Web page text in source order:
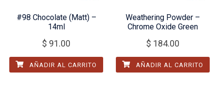
#98 Chocolate (Matt) –
14ml
$ 91.00
AÑADIR AL CARRITO
Weathering Powder –
Chrome Oxide Green
$ 184.00
AÑADIR AL CARRITO